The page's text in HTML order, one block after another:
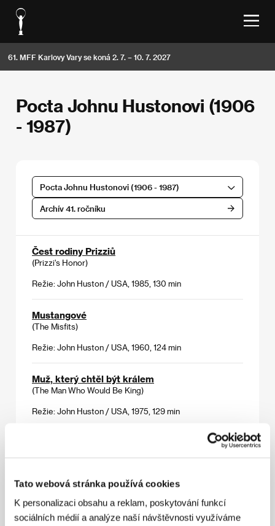
Tato webová stránka používá cookies
K personalizaci obsahu a reklam, poskytování funkcí
sociálních médií a analýze naší návštěvnosti využíváme
61. MFF Karlovy Vary se koná 2. 7. – 10. 7. 2027
Pocta Johnu Hustonovi (1906
- 1987)
Pocta Johnu Hustonovi (1906 - 1987)
Archív 41. ročníku
Čest rodiny Prizziů
(Prizzi's Honor)
Režie: John Huston / USA, 1985, 130 min
Mustangové
(The Misfits)
Režie: John Huston / USA, 1960, 124 min
Muž, který chtěl být králem
(The Man Who Would Be King)
Režie: John Huston / USA, 1975, 129 min
Odlesky ve zlatém oku
(Reflections in a Golden Eye)